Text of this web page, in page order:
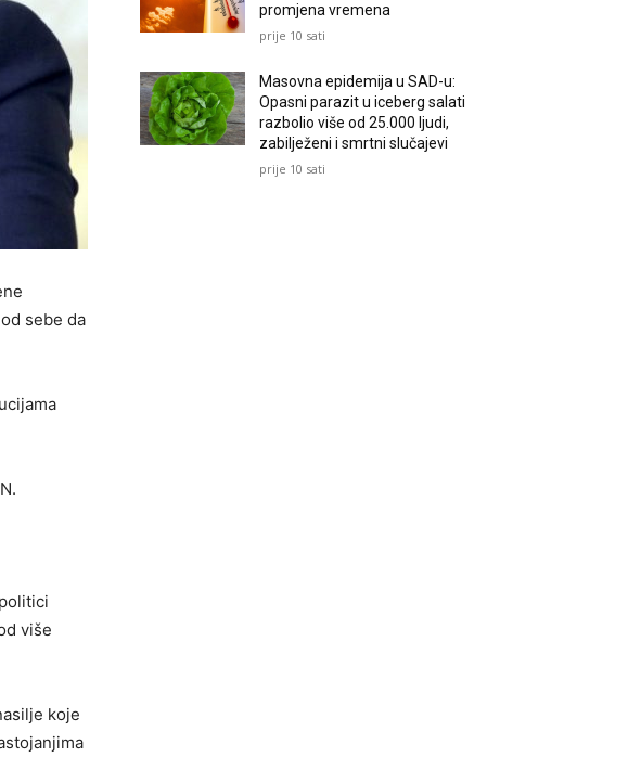
sebe da
više
koje
promjena vremena
prije 10 sati
Masovna epidemija u SAD-u:
Opasni parazit u iceberg salati
razbolio više od 25.000 ljudi,
zabilježeni i smrtni slučajevi
prije 10 sati